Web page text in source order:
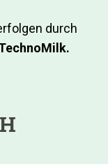
durch